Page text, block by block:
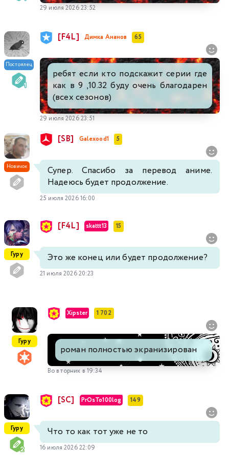
29 июля 2026 23:52
Постоялец
[F4L] Димка Ананов 65
ребят если кто подскажит серии где
как в 9 ,10.32 буду очень благодарен
(всех сезонов)
29 июля 2026 23:51
Новичок
[SB] Galexood1 5
Супер. Спасибо за перевод аниме.
Надеюсь будет продолжение.
25 июля 2026 16:00
Гуру
[F4L] skattt13 15
Это же конец или будет продолжение?
21 июля 2026 20:23
Гуру
Xipster 1 702
роман полностью экранизирован
Во вторник в 19:34
Гуру
[SC] PrOsTo100log 149
Что то как тот уже не то
16 июля 2026 22:09